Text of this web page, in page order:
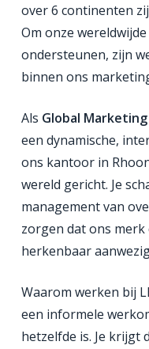
over 6 continenten
Om onze
ondersteunen, zijn
binnen ons
Als Global
een dynamische,
ons kantoor in
wereld gericht. Je
management van
zorgen dat ons
herkenbaar
Waarom werken bij
een informele
hetzelfde is. Je krijgt